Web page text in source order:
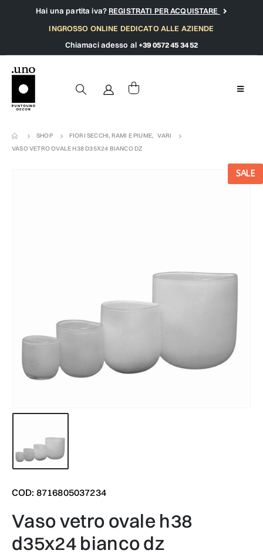
Hai una partita iva?REGISTRATI PER ACQUISTARE
INGROSSO ONLINE DEDICATO ALLE AZIENDE
Chiamaci adesso al +39 0572 45 34 52
SHOP FIORI SECCHI, RAMI E PIUME, VARI
VASO VETRO OVALE H38 D35X24 BIANCO DZ
SALE
COD: 8716805037234
vaso vetro ovale h38
d35x24 bianco dz